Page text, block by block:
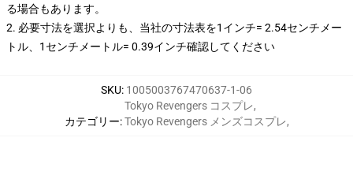
る場合もあります。
2. 必要寸法を選択よりも、当社の寸法表を1インチ= 2.54センチメー
トル、1センチメートル= 0.39インチ確認してください
SKU: 1005003767470637-1-06
カテゴリー:
Tokyo Revengers コスプレ,
Tokyo Revengers メンズコスプレ,